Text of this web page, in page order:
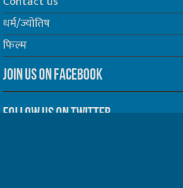
धर्म/ज्योतिष
फिल्म
Join us on Facebook
Follow us on Twitter